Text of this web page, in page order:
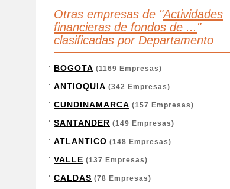
Otras empresas de "Actividades
financieras de fondos de ... "
clasificadas por Departamento
BOGOTA (1169 Empresas)
ANTIOQUIA (342 Empresas)
CUNDINAMARCA (157 Empresas)
SANTANDER (149 Empresas)
ATLANTICO (148 Empresas)
VALLE (137 Empresas)
CALDAS (78 Empresas)